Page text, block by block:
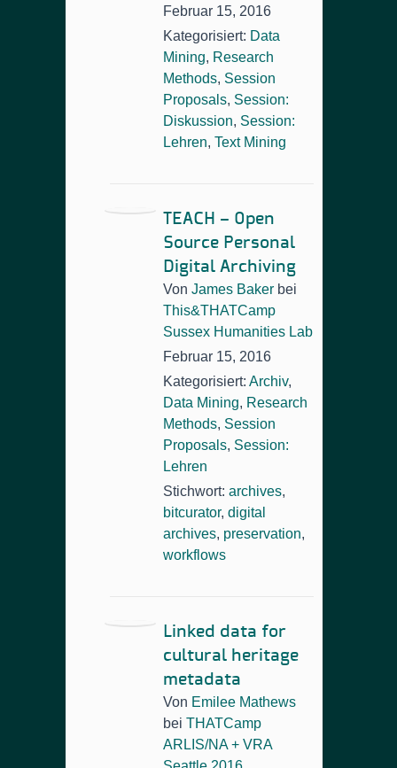
Februar 15, 2016
Kategorisiert: Data
Mining, Research
Methods, Session
Proposals, Session:
Diskussion, Session:
Lehren, Text Mining
TEACH – Open
Source Personal
Digital Archiving
Von James Baker bei
This&THATCamp
Sussex Humanities Lab
Februar 15, 2016
Kategorisiert: Archiv,
Data Mining, Research
Methods, Session
Proposals, Session:
Lehren
Stichwort: archives,
bitcurator, digital
archives, preservation,
workflows
Linked data for
cultural heritage
metadata
Von Emilee Mathews
bei THATCamp
ARLIS/NA + VRA